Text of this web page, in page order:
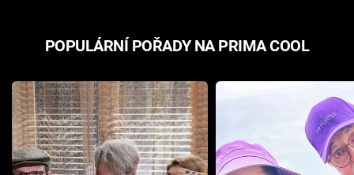
POPULÁRNÍ POŘADY NA PRIMA COOL